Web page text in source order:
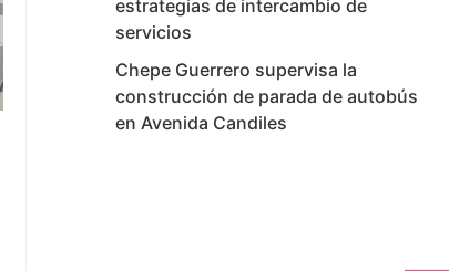
estrategias de intercambio de
servicios
Chepe Guerrero supervisa la
construcción de parada de autobús
en Avenida Candiles